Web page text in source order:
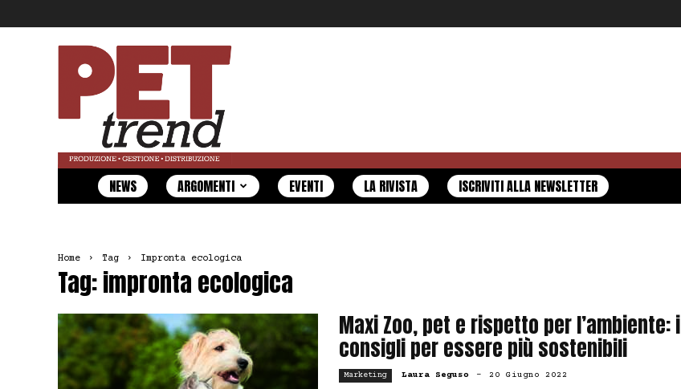
Pet
Trend
NEWS ARGOMENTI EVENTI LA RIVISTA ISCRIVITI ALLA NEWSLETTER
Home Tag Impronta ecologica
Tag: impronta ecologica
Maxi Zoo, pet e rispetto per l’ambiente: i
consigli per essere più sostenibili
Marketing Laura Seguso - 20 Giugno 2022